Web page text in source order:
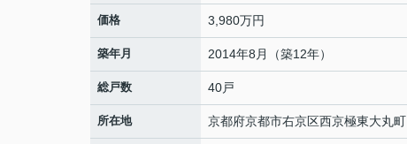
価格 3,980万円
築年月 2014年8月（築12年）
総戸数 40戸
所在地 京都府京都市右京区西京極東大丸町